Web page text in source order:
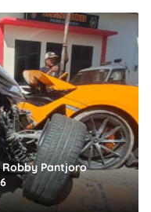
Robby Pantjoro